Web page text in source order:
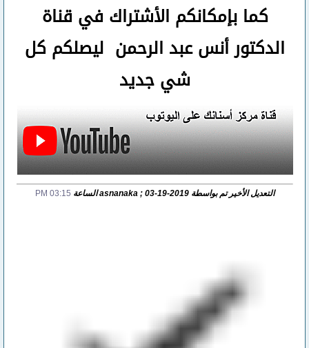
كما بإمكانكم الأشتراك في قناة
الدكتور أنس عبد الرحمن ليصلكم كل
شي جديد
التعديل الأخير تم بواسطة asnanaka ; 03-19-2019 الساعة 03:15 PM